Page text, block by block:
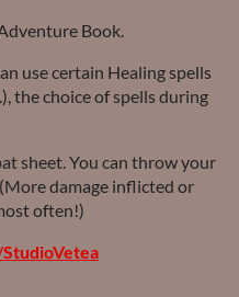
Book.
use certain Healing spells
the choice of spells during
sheet. You can throw your
damage inflicted or
often!)